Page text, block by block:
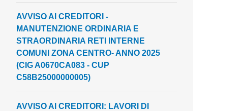
AVVISO AI CREDITORI -
MANUTENZIONE ORDINARIA E
STRAORDINARIA RETI INTERNE
COMUNI ZONA CENTRO- ANNO 2025
(CIG A0670CA083 - CUP
C58B25000000005)
AVVISO AI CREDITORI: LAVORI DI